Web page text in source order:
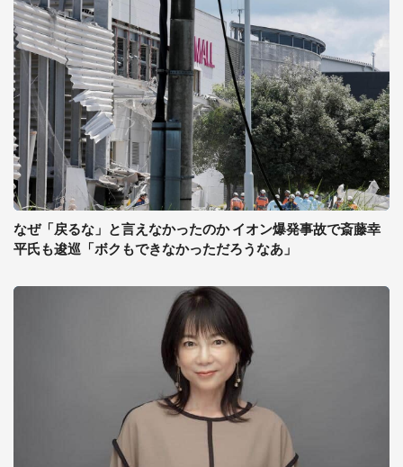
なぜ「戻るな」と言えなかったのか イオン爆発事故で斎藤幸
平氏も逡巡「ボクもできなかっただろうなあ」